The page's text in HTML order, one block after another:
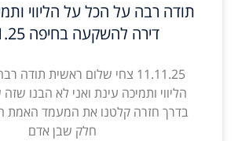
תודה רבה על הכל על הליווי
דירה להשקעה בחיפה 11.11.25
11.11.25 צחי שלום ראשית
הליווי ותמיכה עינת ואני לא הבנו
בדרך חזרה קלטנו את המעמד האמת
חלק שבן אדם